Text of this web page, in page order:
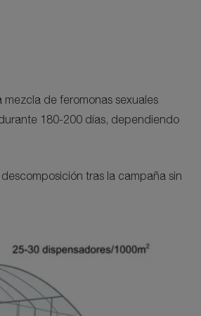
de feromonas sexuales
180-200 días, dependiendo
tras la campaña sin